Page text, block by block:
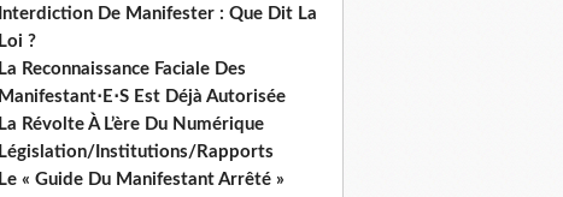
Interdiction De Manifester : Que Dit La
Loi ?
La Reconnaissance Faciale Des
Manifestant⋅E⋅S Est Déjà Autorisée
La Révolte À L’ère Du Numérique
Législation/Institutions/Rapports
Le « Guide Du Manifestant Arrêté »